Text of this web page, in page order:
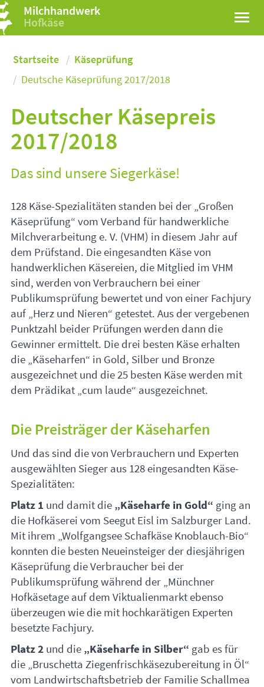
Milchhandwerk
Hofkäse
Startseite
Käseprüfung
Deutsche Käseprüfung 2017/2018
Deutscher Käsepreis
2017/2018
Das sind unsere Siegerkäse!
128 Käse-Spezialitäten standen bei der „Großen
Käseprüfung“ vom Verband für handwerkliche
Milchverarbeitung e. V. (VHM) in diesem Jahr auf
dem Prüfstand. Die eingesandten Käse von
handwerklichen Käsereien, die Mitglied im VHM
sind, werden von Verbrauchern bei einer
Publikumsprüfung bewertet und von einer Fachjury
auf „Herz und Nieren“ getestet. Aus der vergebenen
Punktzahl beider Prüfungen werden dann die
Gewinner ermittelt. Die drei besten Käse erhalten
die „Käseharfen“ in Gold, Silber und Bronze
ausgezeichnet und die 25 besten Käse werden mit
dem Prädikat „cum laude“ ausgezeichnet.
Die Preisträger der Käseharfen
Und das sind die von Verbrauchern und Experten
ausgewählten Sieger aus 128 eingesandten Käse-
Spezialitäten:
Platz 1 und damit die „Käseharfe in Gold“ ging an
die Hofkäserei vom Seegut Eisl im Salzburger Land.
Mit ihrem „Wolfgangsee Schafkäse Knoblauch-Bio“
konnten die besten Neueinsteiger der diesjährigen
Käseprüfung die Verbraucher bei der
Publikumsprüfung während der „Münchner
Hofkäsetage auf dem Viktualienmarkt ebenso
überzeugen wie die mit hochkarätigen Experten
besetzte Fachjury.
Platz 2 und die „Käseharfe in Silber“ gab es für
die „Bruschetta Ziegenfrischkäsezubereitung in Öl“
vom Landwirtschaftsbetrieb der Familie Schallmea